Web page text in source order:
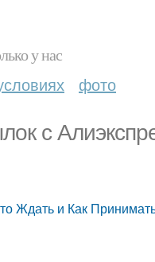
у нас
фото
с
Ждать и Как